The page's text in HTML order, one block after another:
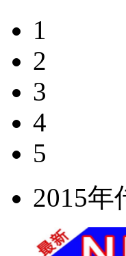
1
2
3
4
5
2015年